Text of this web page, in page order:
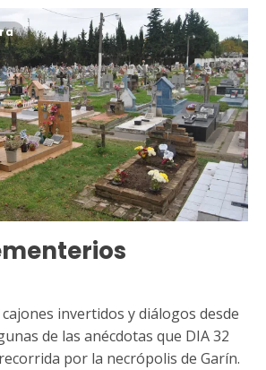
invertidos y diálogos desde
de las anécdotas que DIA 32
por la necrópolis de Garín.